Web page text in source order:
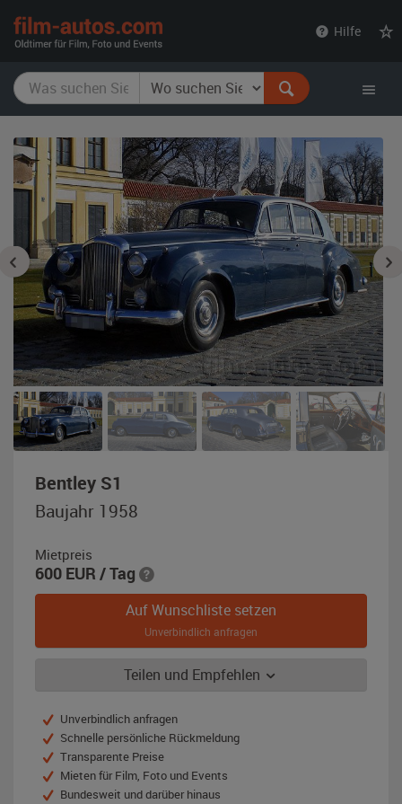
Hilfe
Bentley S1
Baujahr
1958,
/
silber
Baujahr 1958
Mietpreis
600 EUR / Tag
Auf Wunschliste setzen
Unverbindlich anfragen
Teilen und Empfehlen
Unverbindlich anfragen
Schnelle persönliche Rückmeldung
Transparente Preise
Mieten für Film, Foto und Events
Bundesweit und darüber hinaus